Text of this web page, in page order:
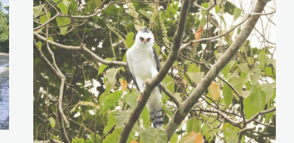
AGUILA
BLANCO Y
NEGRO-Roger
Alvarado